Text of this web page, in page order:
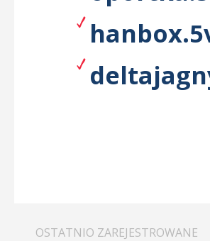
OSTATNIO ZAREJESTROWANE